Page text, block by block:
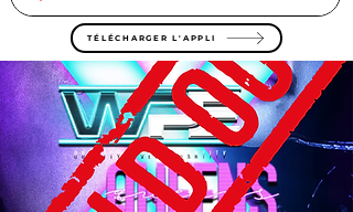
TÉLÉCHARGER L'APPLI